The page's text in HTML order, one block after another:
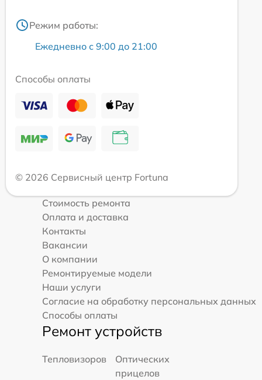
Режим работы:
Ежедневно с 9:00 до 21:00
Способы оплаты
© 2026 Сервисный центр Fortuna
Стоимость ремонта
Оплата и доставка
Контакты
Вакансии
О компании
Ремонтируемые модели
Наши услуги
Согласие на обработку персональных данных
Способы оплаты
Ремонт устройств
Тепловизоров
Оптических
прицелов